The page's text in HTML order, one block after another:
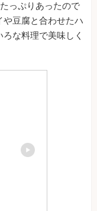
っぷりあったので
豆腐と合わせたハ
な料理で美味しく